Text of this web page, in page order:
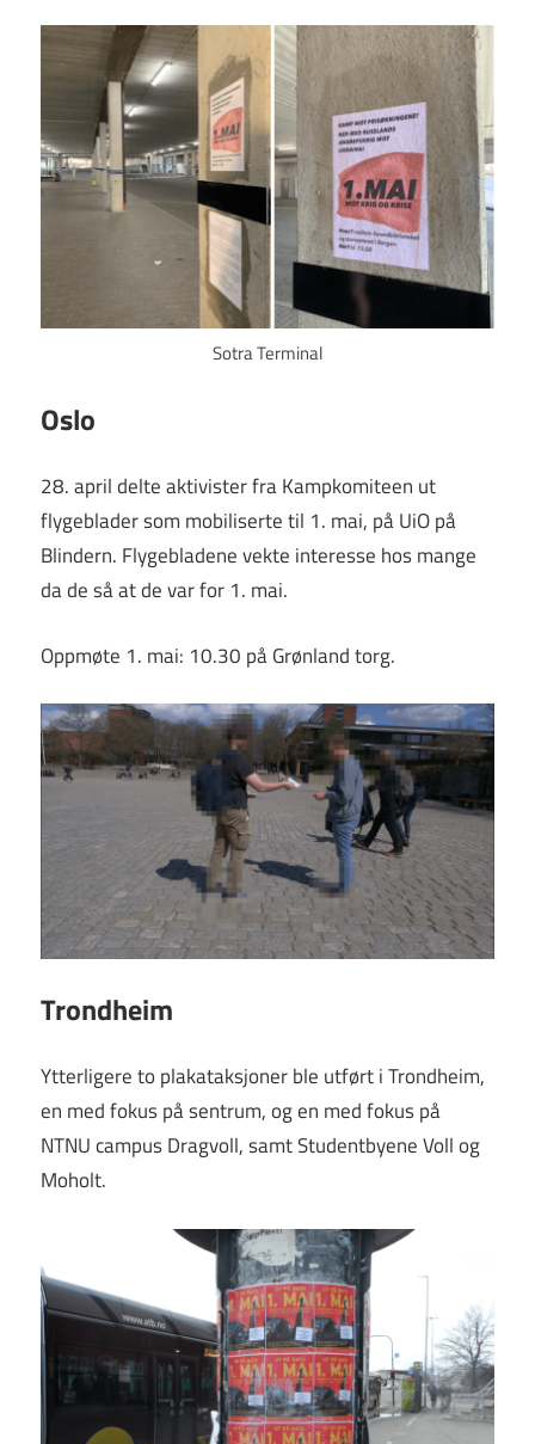
Sotra Terminal
Oslo
28. april delte aktivister fra Kampkomiteen ut
flygeblader som mobiliserte til 1. mai, på UiO på
Blindern. Flygebladene vekte interesse hos mange
da de så at de var for 1. mai.
Oppmøte 1. mai: 10.30 på Grønland torg.
Trondheim
Ytterligere to plakataksjoner ble utført i Trondheim,
en med fokus på sentrum, og en med fokus på
NTNU campus Dragvoll, samt Studentbyene Voll og
Moholt.